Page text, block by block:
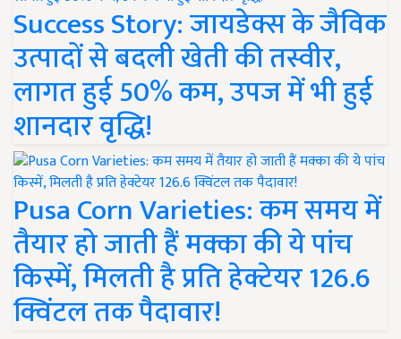
Success Story: जायडेक्स के जैविक
उत्पादों से बदली खेती की तस्वीर,
लागत हुई 50% कम, उपज में भी हुई
शानदार वृद्धि!
Pusa Corn Varieties: कम समय में
तैयार हो जाती हैं मक्का की ये पांच
किस्में, मिलती है प्रति हेक्टेयर 126.6
क्विंटल तक पैदावार!